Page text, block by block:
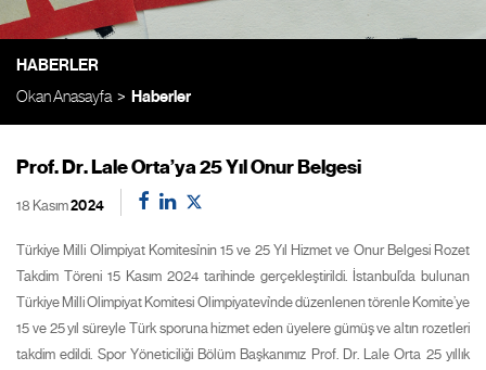
HABERLER
Okan Anasayfa Haberler
Prof. Dr. Lale Orta’ya 25 Yıl Onur Belgesi
18 Kasım2024
Türkiye Milli Olimpiyat Komitesi’nin 15 ve 25 Yıl Hizmet ve Onur Belgesi Rozet
Takdim Töreni 15 Kasım 2024 tarihinde gerçekleştirildi. İstanbul’da bulunan
Türkiye Milli Olimpiyat Komitesi Olimpiyatevi’nde düzenlenen törenle Komite’ye
15 ve 25 yıl süreyle Türk sporuna hizmet eden üyelere gümüş ve altın rozetleri
takdim edildi. Spor Yöneticiliği Bölüm Başkanımız Prof. Dr. Lale Orta 25 yıllık